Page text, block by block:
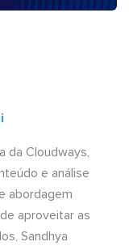
da Cloudways,
e análise
abordagem
aproveitar as
Sandhya